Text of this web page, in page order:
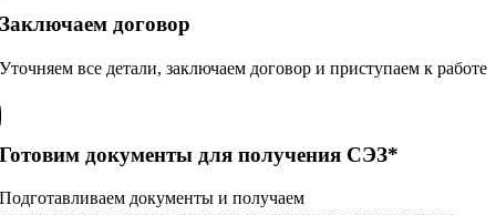
Заключаем договор
Уточняем все детали, заключаем договор и приступаем к работе
Готовим документы для получения СЭЗ*
Подготавливаем документы и получаем